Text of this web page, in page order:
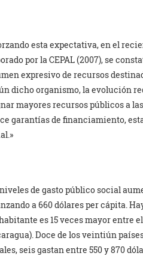
esta expectativa, en el
por la CEPAL (2007), se
expresivo de recursos
dicho organismo, la evolución
mayores recursos públicos a
garantías de financiamiento,
de gasto público social
a 660 dólares per cápita.
es 15 veces mayor entre
Doce de los veintiún
seis gastan entre 550 y 870